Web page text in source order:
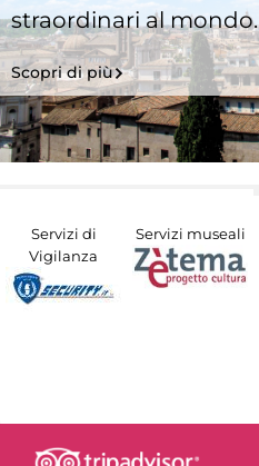
straordinari al mondo.
Scopri di più
Servizi di
Vigilanza
Servizi museali